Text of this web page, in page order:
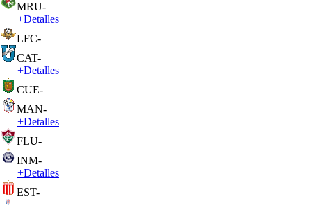
MRU-
+Detalles
LFC-
CAT-
+Detalles
CUE-
MAN-
+Detalles
FLU-
INM-
+Detalles
EST-